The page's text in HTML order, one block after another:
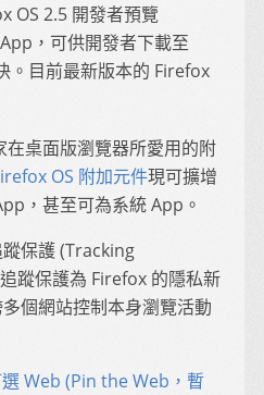
OS 2.5 開發者預覽
，可供開發者下載至
。目前最新版本的 Firefox
在桌面版瀏覽器所愛用的附
OS 附加元件現可擴增
，甚至可為系統 App。
保護 (Tracking
蹤保護為 Firefox 的隱私新
個網站控制本身瀏覽活動
選 Web (Pin the Web，暫